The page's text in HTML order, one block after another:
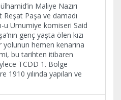
Maliye Nazırı
Reşat Paşa ve damadı
u Umumiye komiseri Said
genç yaşta ölen kızı
yolunun hemen kenarına
bu tarihten itibaren
TCDD 1. Bölge
1910 yılında yapılan ve